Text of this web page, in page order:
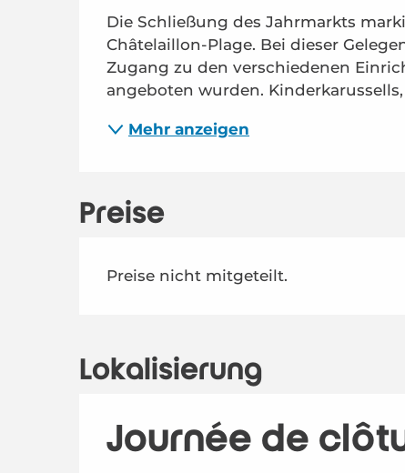
Die Schließung des Jahrmarkts
Châtelaillon-Plage. Bei dieser
Zugang zu den verschiedenen
angeboten wurden.
Mehr anzeigen
Preise
Preise nicht mitgeteilt.
Lokalisierung
Journée de